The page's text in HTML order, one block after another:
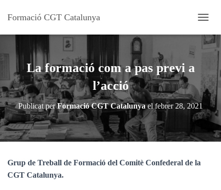
Formació CGT Catalunya
A
N
A
A
V
La formació com a pas previ a
l’acció
Publicat perFormació CGT Catalunyaelfebrer 28, 2021
Grup de Treball de Formació del Comitè Confederal de la
CGT Catalunya.